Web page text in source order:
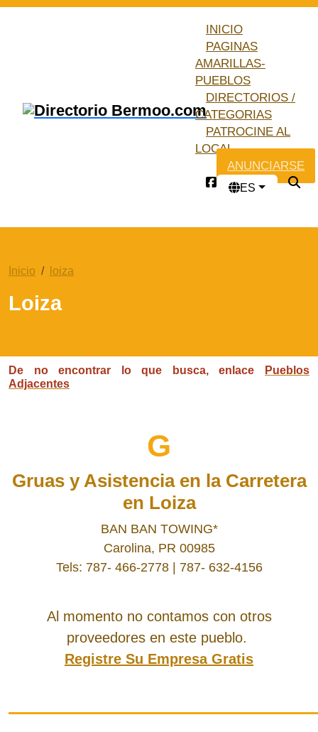
INICIO
PAGINAS
AMARILLAS-
PUEBLOS
DIRECTORIOS /
CATEGORIAS
PATROCINE AL
LOCAL
ANUNCIARSE
ES
Inicio loiza
Loiza
De no encontrar lo que busca, enlace
Pueblos
Adjacentes
G
Gruas y Asistencia en la Carretera
en Loiza
BAN BAN TOWING*
Carolina, PR 00985
Tels: 787- 466-2778 | 787- 632-4156
Al momento no contamos con otros
proveedores en este pueblo.
Registre Su Empresa Gratis